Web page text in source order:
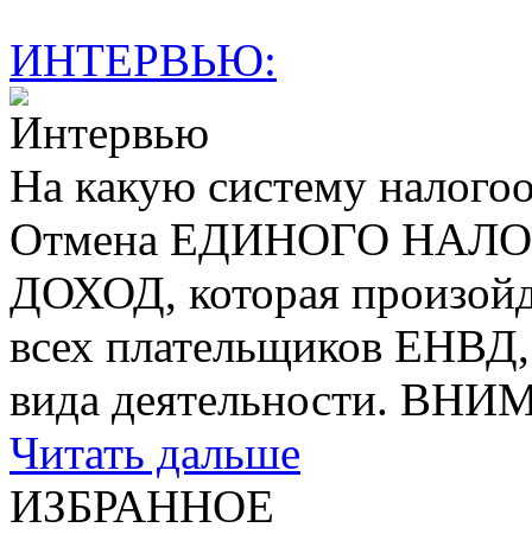
ИНТЕРВЬЮ:
На какую систему
Отмена ЕДИНОГО
ДОХОД, которая
всех плательщиков
вида деятельности.
Читать дальше
ИЗБРАННОЕ